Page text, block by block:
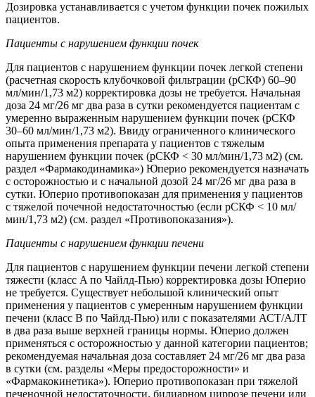
Дозировка устанавливается с учетом функции почек пожилых
пациентов.
Пациенты с нарушением функции почек
Для пациентов с нарушением функции почек легкой степени
(расчетная скорость клубочковой фильтрации (рСКФ) 60–90
мл/мин/1,73 м2) корректировка дозы не требуется. Начальная
доза 24 мг/26 мг два раза в сутки рекомендуется пациентам с
умеренно выраженным нарушением функции почек (рСКФ
30–60 мл/мин/1,73 м2). Ввиду ограниченного клинического
опыта применения препарата у пациентов с тяжелым
нарушением функции почек (рСКФ < 30 мл/мин/1,73 м2) (см.
раздел «Фармакодинамика») Юперио рекомендуется назначать
с осторожностью и с начальной дозой 24 мг/26 мг два раза в
сутки. Юперио противопоказан для применения у пациентов
с тяжелой почечной недостаточностью (если рСКФ < 10 мл/
мин/1,73 м2) (см. раздел «Противопоказания»).
Пациенты с нарушением функции печени
Для пациентов с нарушением функции печени легкой степени
тяжести (класс A по Чайлд-Пью) корректировка дозы Юперио
не требуется. Существует небольшой клинический опыт
применения у пациентов с умеренным нарушением функции
печени (класс B по Чайлд-Пью) или с показателями АСТ/АЛТ
в два раза выше верхней границы нормы. Юперио должен
применяться с осторожностью у данной категории пациентов;
рекомендуемая начальная доза составляет 24 мг/26 мг два раза
в сутки (см. разделы «Меры предосторожности» и
«Фармакокинетика»). Юперио противопоказан при тяжелой
печеночной недостаточности, билиарном циррозе печени или